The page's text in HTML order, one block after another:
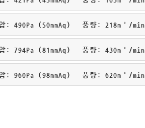
490Pa (50mmAq) 풍량: 218m³/min
794Pa (81mmAq) 풍량: 430m³/min
960Pa (98mmAq) 풍량: 620m³/min